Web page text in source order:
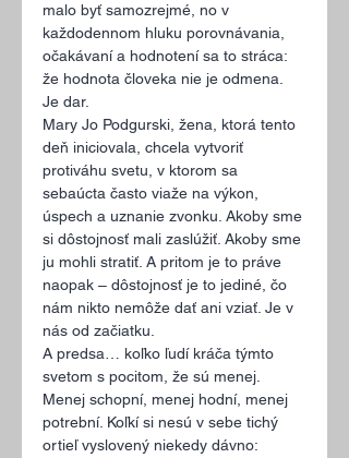
malo byť samozrejmé, no v
každodennom hluku porovnávania,
očakávaní a hodnotení sa to stráca:
že hodnota človeka nie je odmena.
Je dar.
Mary Jo Podgurski, žena, ktorá tento
deň iniciovala, chcela vytvoriť
protiváhu svetu, v ktorom sa
sebaúcta často viaže na výkon,
úspech a uznanie zvonku. Akoby sme
si dôstojnosť mali zaslúžiť. Akoby sme
ju mohli stratiť. A pritom je to práve
naopak – dôstojnosť je to jediné, čo
nám nikto nemôže dať ani vziať. Je v
nás od začiatku.
A predsa… koľko ľudí kráča týmto
svetom s pocitom, že sú menej.
Menej schopní, menej hodní, menej
potrební. Koľkí si nesú v sebe tichý
ortieľ vyslovený niekedy dávno: